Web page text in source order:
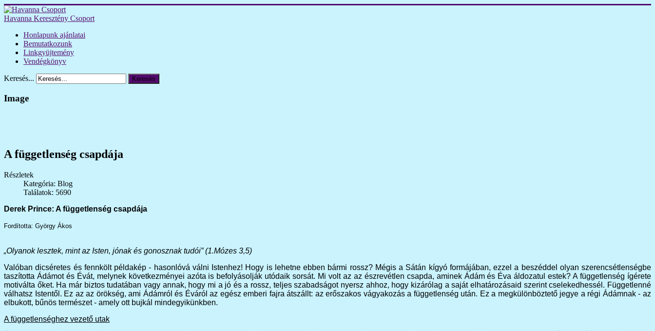
Havanna Keresztény Csoport
Honlapunk ajánlatai
Bemutatkozunk
Linkgyüjtemény
Vendégkönyv
Keresés... Keresés
Image
A függetlenség csapdája
Részletek
Kategória: Blog
Találatok: 5690
Derek Prince: A függetlenség csapdája
Fordította: György Ákos
„Olyanok lesztek, mint az Isten, jónak és gonosznak tudói” (1.Mózes 3,5)
Valóban dicséretes és fennkölt példakép - hasonlóvá válni Istenhez! Hogy is lehetne ebben bármi rossz? Mégis a Sátán kígyó formájában, ezzel a beszéddel olyan szerencsétlenségbe
taszította Ádámot és Évát, melynek következményei azóta is befolyásolják utódaik sorsát. Mi volt az az észrevétlen csapda, aminek Ádám és Éva áldozatul estek? A függetlenség ígérete
motiválta őket. Ha már biztos tudatában vagy annak, hogy mi a jó és a rossz, teljes szabadságot nyersz ahhoz, hogy kizárólag a saját elhatározásaid szerint cselekedhessél. Függetlenné
válhatsz Istentől. Ez az az örökség, ami Ádámról és Éváról az egész emberi fajra átszállt: az erőszakos vágyakozás a függetlenség után. Ez a megkülönböztető jegye a régi Ádámnak - az
elbukott, bűnös természet - amely ott bujkál mindegyikünkben.
A függetlenséghez vezető utak